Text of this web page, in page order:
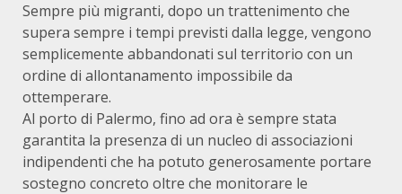
Sempre più migranti, dopo un trattenimento che
supera sempre i tempi previsti dalla legge, vengono
semplicemente abbandonati sul territorio con un
ordine di allontanamento impossibile da
ottemperare.
Al porto di Palermo, fino ad ora è sempre stata
garantita la presenza di un nucleo di associazioni
indipendenti che ha potuto generosamente portare
sostegno concreto oltre che monitorare le